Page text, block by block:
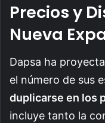
Precios y
Nueva
Dapsa ha
el número de sus
duplicarse en los
incluye tanto la